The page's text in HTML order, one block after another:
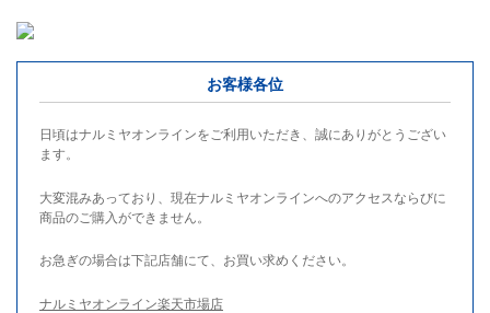
お客様各位
日頃はナルミヤオンラインをご利用いただき、誠にありがとうござい
ます。
大変混みあっており、現在ナルミヤオンラインへのアクセスならびに
商品のご購入ができません。
お急ぎの場合は下記店舗にて、お買い求めください。
ナルミヤオンライン楽天市場店